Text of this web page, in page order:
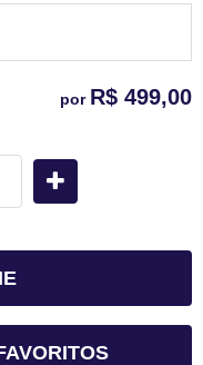
por R$ 499,00